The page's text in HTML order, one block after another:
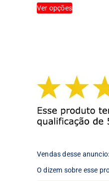
produto
Ver opçõesproduto
podem
ser
escolhidas
na
página
Vendas desse
O dizem sobre esse